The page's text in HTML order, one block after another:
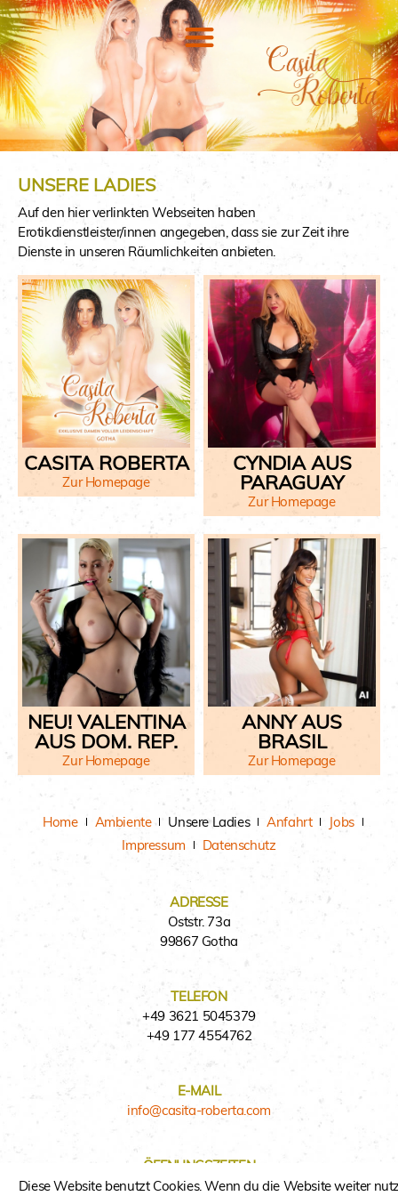
UNSERE LADIES
Auf den hier verlinkten Webseiten haben
Erotikdienstleister/innen angegeben, dass sie zur Zeit ihre
Dienste in unseren Räumlichkeiten anbieten.
CASITA ROBERTA
Zur Homepage
CYNDIA AUS
PARAGUAY
Zur Homepage
NEU! VALENTINA
AUS DOM. REP.
Zur Homepage
ANNY AUS
BRASIL
Zur Homepage
Home Ambiente Unsere Ladies Anfahrt
Jobs
Impressum
Datenschutz
ADRESSE
Oststr. 73a
99867 Gotha
TELEFON
+49 3621 5045379
+49 177 4554762
E-MAIL
info@casita-roberta.com
ÖFFNUNGSZEITEN
Mo. bis So.: 10 bis 1 Uhr
Diese Website benutzt Cookies. Wenn du die Website weiter